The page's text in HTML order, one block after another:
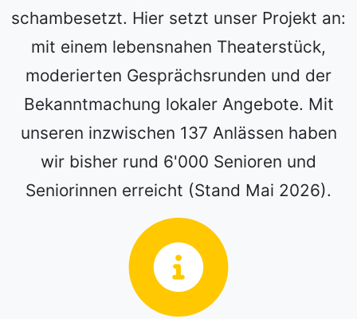
schambesetzt. Hier setzt unser Projekt an:
mit einem lebensnahen Theaterstück,
moderierten Gesprächsrunden und der
Bekanntmachung lokaler Angebote. Mit
unseren inzwischen 137 Anlässen haben
wir bisher rund 6'000 Senioren und
Seniorinnen erreicht (Stand Mai 2026).